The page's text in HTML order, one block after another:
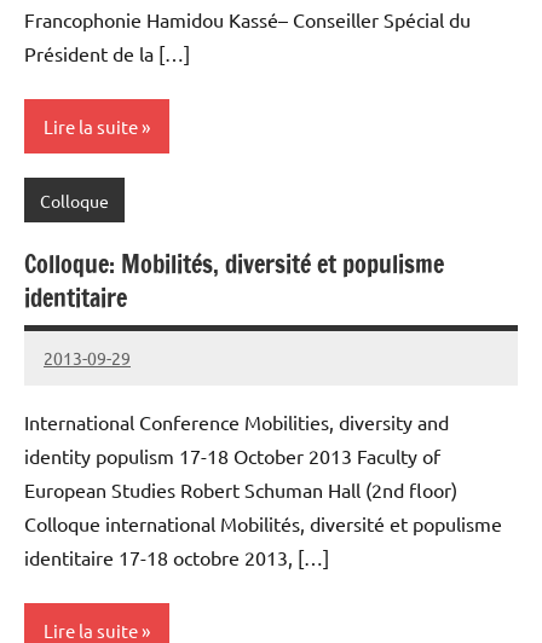
Francophonie Hamidou Kassé– Conseiller Spécial du
Président de la […]
Lire la suite
Colloque
Colloque: Mobilités, diversité et populisme
identitaire
2013-09-29
cestaf
International Conference Mobilities, diversity and
identity populism 17-18 October 2013 Faculty of
European Studies Robert Schuman Hall (2nd floor)
Colloque international Mobilités, diversité et populisme
identitaire 17-18 octobre 2013, […]
Lire la suite